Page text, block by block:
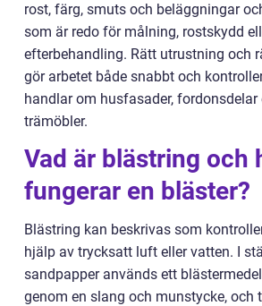
rost, färg, smuts och beläggningar
som är redo för målning, rostskydd
efterbehandling. Rätt utrustning och
gör arbetet både snabbt och
handlar om husfasader, fordonsdelar
trämöbler.
Vad är blästring och
fungerar en bläster?
Blästring kan beskrivas som
hjälp av trycksatt luft eller vatten. I
sandpapper används ett
genom en slang och munstycke, och